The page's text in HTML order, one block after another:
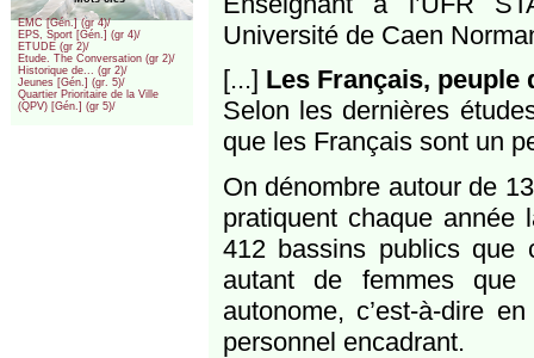
EMC [Gén.] (gr 4)/
EPS, Sport [Gén.] (gr 4)/
ETUDE (gr 2)/
Etude. The Conversation (gr 2)/
Historique de... (gr 2)/
Jeunes [Gén.] (gr. 5)/
Quartier Prioritaire de la Ville
(QPV) [Gén.] (gr 5)/
Université de Caen
[...] Les Français, peuple
Selon les dernières
que les Français sont un
On dénombre autour de
pratiquent chaque
412 bassins publics que
autant de femmes que
autonome, c’est-à-dire
personnel encadrant.